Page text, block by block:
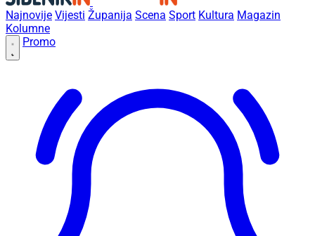
Najnovije Vijesti Županija Scena Sport Kultura Magazin
Kolumne
Promo